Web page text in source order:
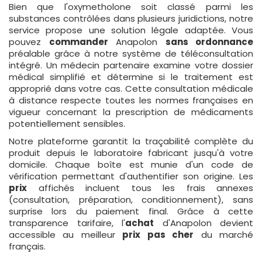
Bien que l'oxymetholone soit classé parmi les
substances contrôlées dans plusieurs juridictions, notre
service propose une solution légale adaptée. Vous
pouvez commander Anapolon sans ordonnance
préalable grâce à notre système de téléconsultation
intégré. Un médecin partenaire examine votre dossier
médical simplifié et détermine si le traitement est
approprié dans votre cas. Cette consultation médicale
à distance respecte toutes les normes françaises en
vigueur concernant la prescription de médicaments
potentiellement sensibles.
Notre plateforme garantit la traçabilité complète du
produit depuis le laboratoire fabricant jusqu'à votre
domicile. Chaque boîte est munie d'un code de
vérification permettant d'authentifier son origine. Les
prix affichés incluent tous les frais annexes
(consultation, préparation, conditionnement), sans
surprise lors du paiement final. Grâce à cette
transparence tarifaire, l'achat d'Anapolon devient
accessible au meilleur prix pas cher du marché
français.